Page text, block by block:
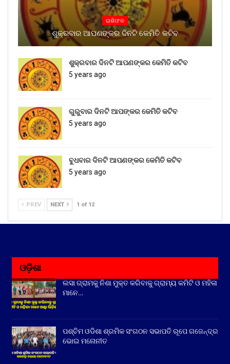
ରାଶିଫଳ
ଶୁକ୍ରବାର ଆପଣଙ୍କର ଦିନଟି କେମିତି କଟିବ
ଶୁକ୍ରବାର ଦିନଟି ଆପଣଙ୍କର କେମିତି କଟିବ
5 years ago
ଗୁରୁବାର ଦିନଟି ଆପଙ୍କର କେମିତି କଟିବ
5 years ago
ବୁଧବାର ଦିନଟି ଆପଣଙ୍କର କେମିତି କଟିବ
5 years ago
PREV NEXT 1 of 12
ଓଡ଼ିଶା
ଲସା ଗ୍ରାମକୁ ନିଶା ମୁକ୍ତ କରିବାକୁ ଗ୍ରାମ୍ୟ କମିଟି ଓ ମହିଳା
ମାନେ…
ପଶ୍ଚିମ ଓଡିଶା ଶ୍ରମିକ ସଂଗଠନ ସଭାପତି ରୂପେ ଗଜେନ୍ଦ୍ର
ଭୋଇ ମନୋନୀତ